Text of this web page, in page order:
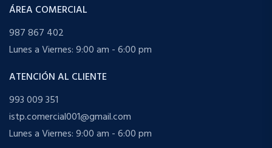
ÁREA COMERCIAL
987 867 402
Lunes a Viernes: 9:00 am - 6:00 pm
ATENCIÓN AL CLIENTE
993 009 351
istp.comercial001@gmail.com
Lunes a Viernes: 9:00 am - 6:00 pm